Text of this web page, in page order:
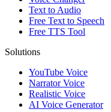
Text to Audio
Free Text to Speech
Free TTS Tool
Solutions
YouTube Voice
Narrator Voice
Realistic Voice
AI Voice Generator